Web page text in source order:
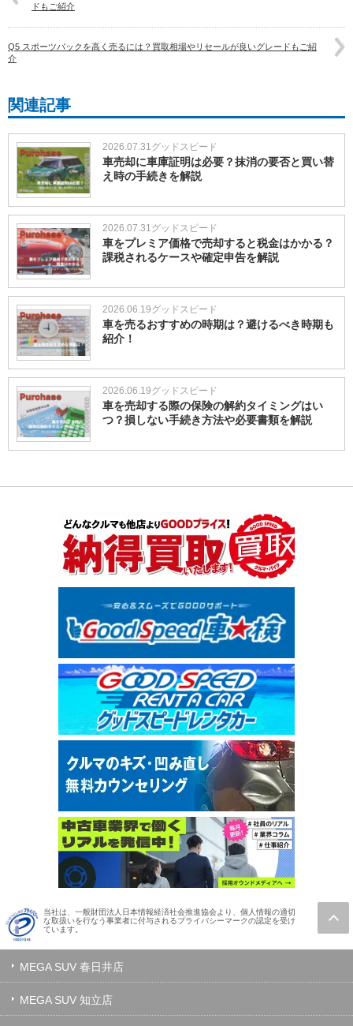
ドもご紹介
Q5 スポーツバックを高く売るには？買取相場やリセールが良いグレードもご紹
介
関連記事
2026.07.31グッドスピード
車売却に車庫証明は必要？抹消の要否と買い替
え時の手続きを解説
2026.07.31グッドスピード
車をプレミア価格で売却すると税金はかかる？
課税されるケースや確定申告を解説
2026.06.19グッドスピード
車を売るおすすめの時期は？避けるべき時期も
紹介！
2026.06.19グッドスピード
車を売却する際の保険の解約タイミングはい
つ？損しない手続き方法や必要書類を解説
当社は、一般財団法人日本情報経済社会推進協会より、個人情報の適切
な取扱いを行なう事業者に付与されるプライバシーマークの認定を受け
ています。
MEGA SUV 春日井店
MEGA SUV 知立店